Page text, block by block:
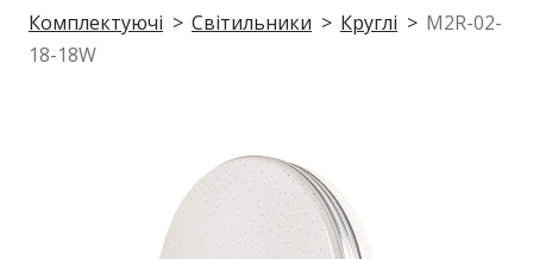
Комплектуючі Світильники Круглі
M2R-02-
18-18W